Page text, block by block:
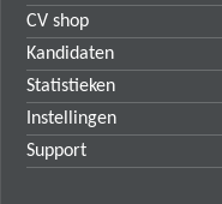
CV shop
Kandidaten
Statistieken
Instellingen
Support